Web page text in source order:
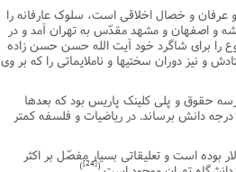
و خصال اخلاقى است، سلوک عارفانه را
و اصفهان و مشهد مقدّس به تهران آمد و در
را براى شاگرد خود آیت الله حسن حسن زاده
و نیز دوران سختیها و ناملایماتى را که بر وى
حقوق و پلى کلینک پاریس بود که بعدها
درجه دانش برساند. در ریاضیات و فلسفه کمتر
بوده است و تعلیقاتى بسیار مفصّل بر اکثر
(
[24]
)